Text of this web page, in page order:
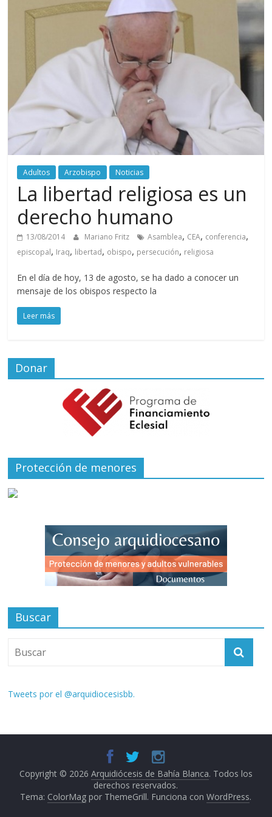
Adultos Arzobispo Noticias
La libertad religiosa es un
derecho humano
13/08/2014 Mariano Fritz Asamblea, CEA, conferencia,
episcopal, Iraq, libertad, obispo, persecución, religiosa
En el día de hoy, 13 de agosto, se ha dado a conocer un
mensaje de los obispos respecto la
Leer más
Donar
Protección de menores
Buscar
Tweets por el @arquidiocesisbb.
Copyright © 2026 Arquidiócesis de Bahía Blanca. Todos los
derechos reservados.
Tema: ColorMag por ThemeGrill. Funciona conWordPress.